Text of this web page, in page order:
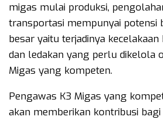
migas mulai produksi,
transportasi mempunyai potensi
besar yaitu terjadinya kecelakaan
dan ledakan yang perlu dikelola
Migas yang kompeten.
Pengawas K3 Migas yang
akan memberikan kontribusi